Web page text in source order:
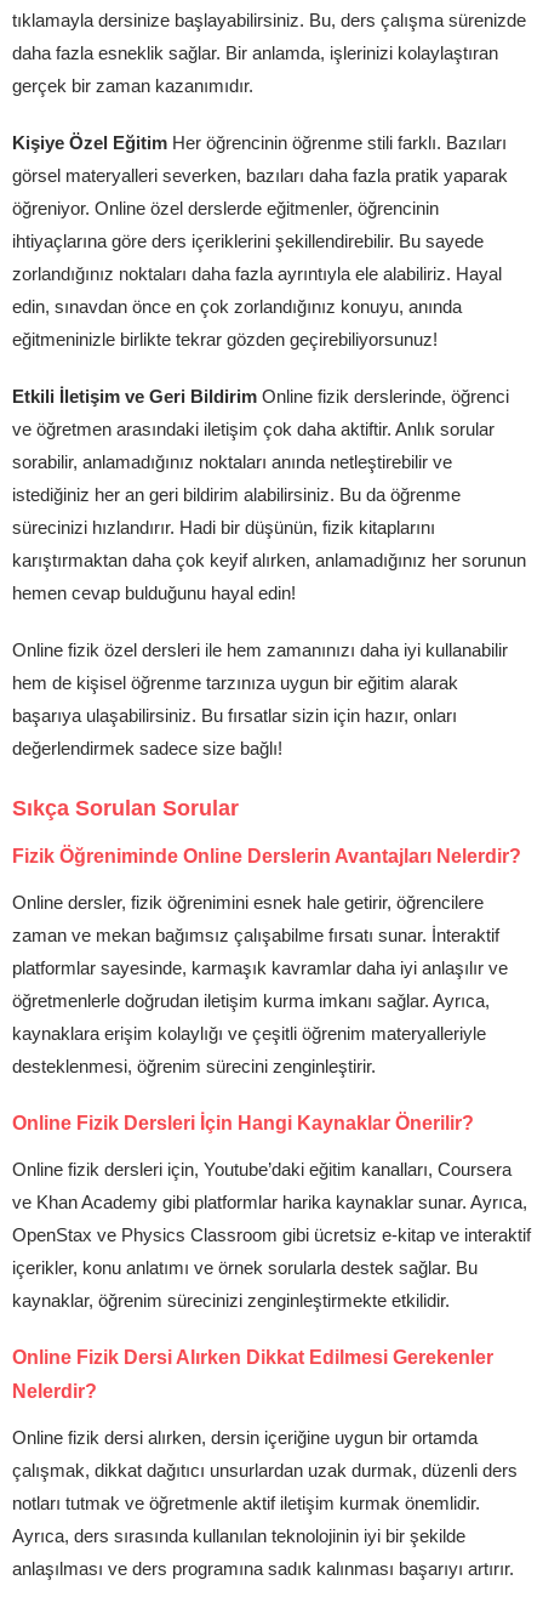
tıklamayla dersinize başlayabilirsiniz. Bu, ders çalışma sürenizde
daha fazla esneklik sağlar. Bir anlamda, işlerinizi kolaylaştıran
gerçek bir zaman kazanımıdır.
Kişiye Özel Eğitim Her öğrencinin öğrenme stili farklı. Bazıları
görsel materyalleri severken, bazıları daha fazla pratik yaparak
öğreniyor. Online özel derslerde eğitmenler, öğrencinin
ihtiyaçlarına göre ders içeriklerini şekillendirebilir. Bu sayede
zorlandığınız noktaları daha fazla ayrıntıyla ele alabiliriz. Hayal
edin, sınavdan önce en çok zorlandığınız konuyu, anında
eğitmeninizle birlikte tekrar gözden geçirebiliyorsunuz!
Etkili İletişim ve Geri Bildirim Online fizik derslerinde, öğrenci
ve öğretmen arasındaki iletişim çok daha aktiftir. Anlık sorular
sorabilir, anlamadığınız noktaları anında netleştirebilir ve
istediğiniz her an geri bildirim alabilirsiniz. Bu da öğrenme
sürecinizi hızlandırır. Hadi bir düşünün, fizik kitaplarını
karıştırmaktan daha çok keyif alırken, anlamadığınız her sorunun
hemen cevap bulduğunu hayal edin!
Online fizik özel dersleri ile hem zamanınızı daha iyi kullanabilir
hem de kişisel öğrenme tarzınıza uygun bir eğitim alarak
başarıya ulaşabilirsiniz. Bu fırsatlar sizin için hazır, onları
değerlendirmek sadece size bağlı!
Sıkça Sorulan Sorular
Fizik Öğreniminde Online Derslerin Avantajları Nelerdir?
Online dersler, fizik öğrenimini esnek hale getirir, öğrencilere
zaman ve mekan bağımsız çalışabilme fırsatı sunar. İnteraktif
platformlar sayesinde, karmaşık kavramlar daha iyi anlaşılır ve
öğretmenlerle doğrudan iletişim kurma imkanı sağlar. Ayrıca,
kaynaklara erişim kolaylığı ve çeşitli öğrenim materyalleriyle
desteklenmesi, öğrenim sürecini zenginleştirir.
Online Fizik Dersleri İçin Hangi Kaynaklar Önerilir?
Online fizik dersleri için, Youtube’daki eğitim kanalları, Coursera
ve Khan Academy gibi platformlar harika kaynaklar sunar. Ayrıca,
OpenStax ve Physics Classroom gibi ücretsiz e-kitap ve interaktif
içerikler, konu anlatımı ve örnek sorularla destek sağlar. Bu
kaynaklar, öğrenim sürecinizi zenginleştirmekte etkilidir.
Online Fizik Dersi Alırken Dikkat Edilmesi Gerekenler
Nelerdir?
Online fizik dersi alırken, dersin içeriğine uygun bir ortamda
çalışmak, dikkat dağıtıcı unsurlardan uzak durmak, düzenli ders
notları tutmak ve öğretmenle aktif iletişim kurmak önemlidir.
Ayrıca, ders sırasında kullanılan teknolojinin iyi bir şekilde
anlaşılması ve ders programına sadık kalınması başarıyı artırır.